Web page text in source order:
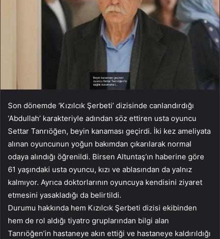
Son dönemde ‘Kızılcık Şerbeti’ dizisinde canlandırdığı
‘Abdullah’ karakteriyle adından söz ettiren usta oyuncu
Settar Tanrıöğen, beyin kanaması geçirdi. İki kez ameliyata
alınan oyuncunun yoğun bakımdan çıkarılarak normal
odaya alındığı öğrenildi. Birsen Altuntaş’ın haberine göre
61 yaşındaki usta oyuncu, kızı ve ablasından da yalnız
kalmıyor. Ayrıca doktorlarının oyuncuya kendisini ziyaret
etmesini yasakladığı da belirtildi.
Durumu hakkında hem Kızılcık Şerbeti dizisi ekibinden
hem de rol aldığı tiyatro gruplarından bilgi alan
Tanrıöğen’in hastaneye akın ettiği ve hastaneye kaldırıldığı